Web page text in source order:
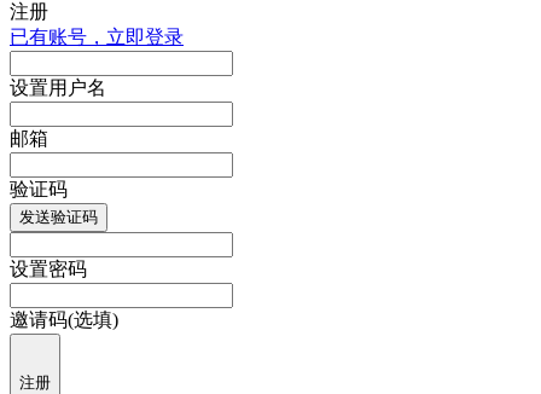
注册
已有账号，立即登录
设置用户名
邮箱
验证码
发送验证码
设置密码
邀请码(选填)
注册